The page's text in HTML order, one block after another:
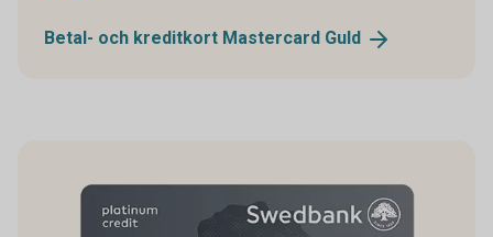
Betal- och kreditkort Mastercard Guld